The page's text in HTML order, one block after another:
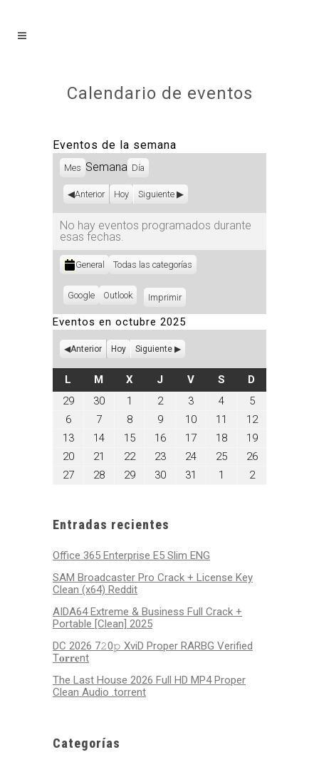
Calendario de eventos
Eventos de la semana
Mes Semana Día
Anterior Hoy Siguiente
No hay eventos programados durante
esas fechas.
Categorías
General Todas las categorías
Subscribe
Google
Subscribe
Outlook ImprimirVistas
Eventos en octubre 2025
Anterior Hoy Siguiente
L LUNES
M MARTES
XMIÉRCOLES
J JUEVES
VVIERNES
SSÁBADO
D
29septiembre
30septiembre
1
octubre
2025
2octubre
2025
3octubre
3,
2025
4octubre
4,
2025
5octubre
5,
2025
6octubre
6,
2025
7octubre
7,
2025
8octubre
8,
2025
9octubre
9,
2025
10octubre
10,
11
octubre
2025
12octubre
12,
2025
13octubre
2025
14octubre
2025
15octubre
2025
16octubre
2025
17octubre
2025
18octubre
18,
2025
19octubre
19,
2025
20octubre
20,
2025
21
octubre
2025
22octubre
2025
23octubre
2025
24octubre
25octubre
26octubre
27octubre
28octubre
29octubre
30octubre
31
octubre
1
noviembre
2noviembre
Entradas recientes
Office 365 Enterprise E5 Slim ENG
SAM Broadcaster Pro Crack + License Key
Clean (x64) Reddit
AIDA64 Extreme & Business Full Crack +
Portable [Clean] 2025
DC 2026 7𝟸0𝚙 XviD Proper RARBG Verified
T𝐨𝐫𝐫𝐞nt
The Last House 2026 Full HD MP4 Proper
Clean Audio .torrent
Categorías